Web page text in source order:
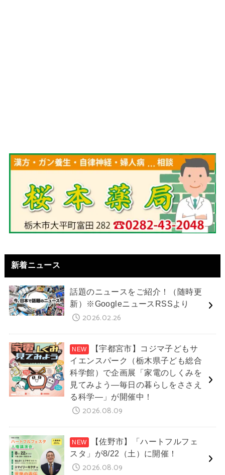
新着ニュース
話題のニュースをご紹介！（随時更
新）※GoogleニュースRSSより
2026.02.26
【宇都宮市】コジマ子どもサ
イエンスパーク（栃木県子ども総合
科学館）で企画展「家電のしくみを
見てみよう―毎日の暮らしをささえ
る科学―」が開催中！
2026.08.09
【佐野市】「ハートフルフェ
スタ」が8/22（土）に開催！
2026.08.09